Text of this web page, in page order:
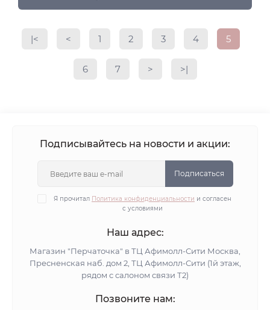
|< < 1 2 3 4 5
6 7 > >|
Подписывайтесь на новости и акции:
Подписаться
Я прочитал Политика конфиденциальности и согласен
с условиями
Наш адрес:
Магазин "Перчаточка" в ТЦ Афимолл-Сити Москва,
Пресненская наб. дом 2, ТЦ Афимолл-Сити (1й этаж,
рядом с салоном связи Т2)
Позвоните нам: